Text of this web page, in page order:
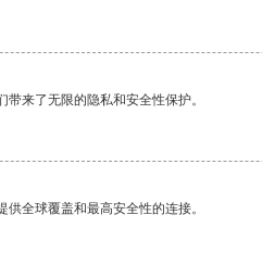
来了无限的隐私和安全性保护。
全球覆盖和最高安全性的连接。